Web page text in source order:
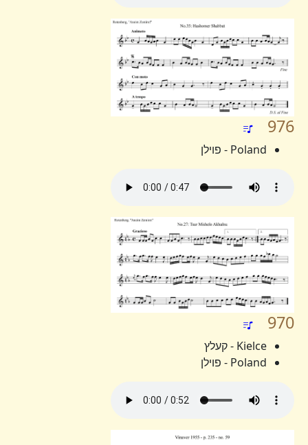
976
Poland - פוילן
970
Kielce - קעלץ
Poland - פוילן